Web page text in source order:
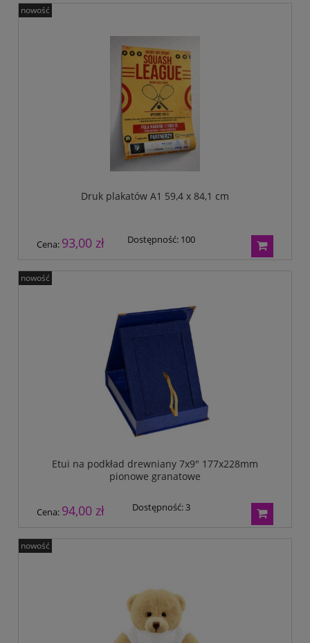
Druk plakatów A1 59,4 x 84,1 cm
Cena: 93,00 zł Dostępność: 100
nowość
Etui na podkład drewniany 7x9" 177x228mm
pionowe granatowe
Cena: 94,00 zł Dostępność:3
nowość
nowość